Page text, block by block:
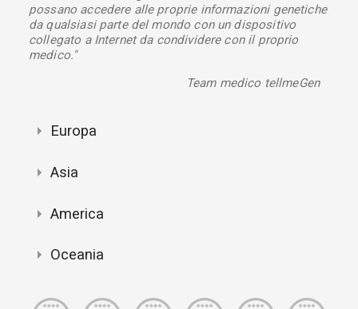
possano accedere alle proprie informazioni genetiche
da qualsiasi parte del mondo con un dispositivo
collegato a Internet da condividere con il proprio
medico."
Team medico tellmeGen
Europa
Asia
America
Oceania